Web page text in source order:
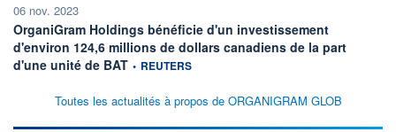
06 nov. 2023
OrganiGram Holdings bénéficie d'un investissement
d'environ 124,6 millions de dollars canadiens de la part
d'une unité de BATinformation fournie par
• REUTERS
Toutes les actualités à propos de ORGANIGRAM GLOB